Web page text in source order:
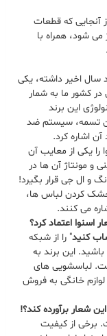
آنجایی که قطعات
می شود، همراه با
سال اخیر داشته، یکی
کشور ما به شمار
این برند
تسمه، سیستم ضد
اشاره کرد.
را یکی از معایب آن
و مونتاژ آن ها در
و ال جی قرار بگیرد!
خشک کردن لباس ها،
می کنند.
اسنوا اعتماد کرد؟
کنید" را از شبکه
این برند به
لباسشویی های
کیلوگرم در بازار لوازم خانگی به فروش
شعار برآورده کند؟!
برخی از کیفیت